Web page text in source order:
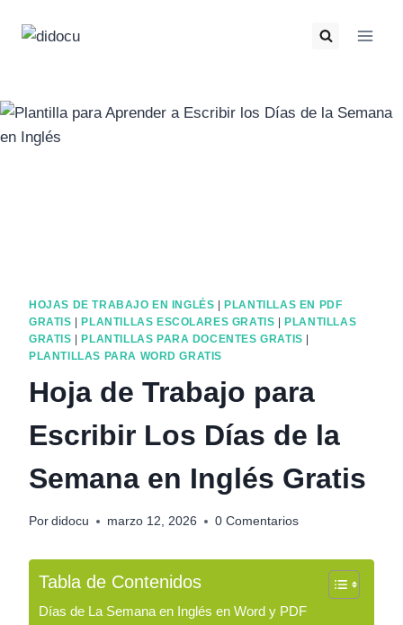
HOJAS DE TRABAJO EN INGLÉS |PLANTILLAS EN PDF
GRATIS |PLANTILLAS ESCOLARES GRATIS |PLANTILLAS
GRATIS |PLANTILLAS PARA DOCENTES GRATIS |
PLANTILLAS PARA WORD GRATIS
Hoja de Trabajo para
Escribir Los Días de la
Semana en Inglés Gratis
Por didocu marzo 12, 2026 0 Comentarios
Tabla de Contenidos
Días de La Semana en Inglés en Word y PDF